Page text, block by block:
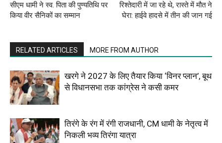
सीएम धामी ने स्व. पिता की पुण्यतिथि पर
किया वीर सैनिकों का सम्मान
रिश्तेदारी में जा रहे थे, रास्ते में मौत ने
घेरा: हाईवे हादसे में तीन की जान गई
RELATED ARTICLES MORE FROM AUTHOR
खरगे ने 2027 के लिए तैयार किया ‘विनर प्लान’, बूथ
से विधानसभा तक कांग्रेस ने कसी कमर
तिरंगे के रंग में रंगी राजधानी, CM धामी के नेतृत्व में
निकली भव्य तिरंगा यात्रा